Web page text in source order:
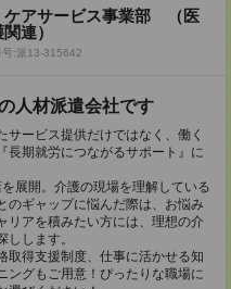
アサービス事業部 （医
連）
号:派13-315642
人材派遣会社です
ービス提供だけではなく、働く
長期就労につながるサポート』に
展開。介護の現場を理解している
のギャップに悩んだ際は、お悩み
リアを積みたい方には、理想の介
します。
取得支援制度、仕事に活かせる知
ングもご用意！ぴったりな職場に